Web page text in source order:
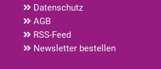
Datenschutz
AGB
RSS-Feed
Newsletter bestellen